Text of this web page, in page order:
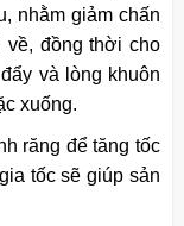
nhằm giảm chấn
về, đồng thời cho
và lòng khuôn
xuống.
răng để tăng tốc
tốc sẽ giúp sản